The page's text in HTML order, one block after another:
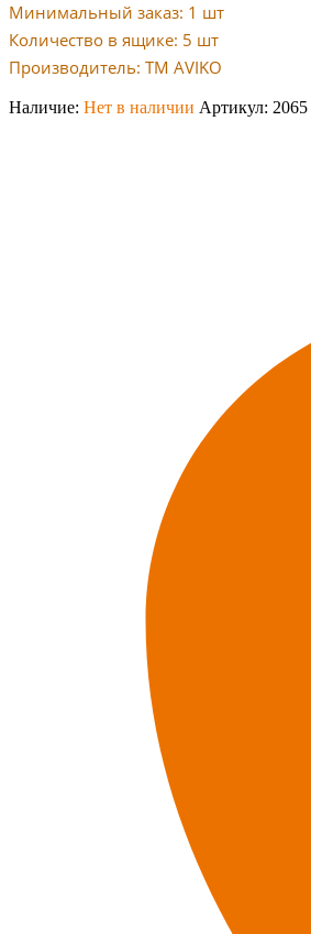
Минимальный заказ: 1 шт
Количество в ящике: 5 шт
Производитель: ТМ AVIKO
Наличие: Нет в наличии Артикул: 2065